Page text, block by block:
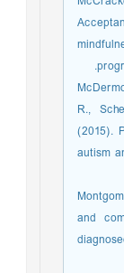
R.,
(2015).
autism
and